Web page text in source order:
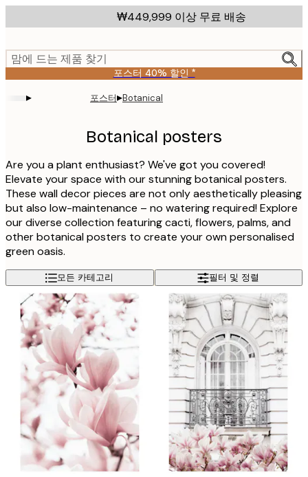
to
content.
₩449,999 이상 무료 배송
맘에 드는 제품 찾기
포스터 40% 할인 *
▸ 포스터▸Botanical
Botanical posters
Are you a plant enthusiast? We've got you covered!
Elevate your space with our stunning botanical posters.
These wall decor pieces are not only aesthetically pleasing
but also low-maintenance – no watering required! Explore
our diverse collection featuring cacti, flowers, palms, and
other botanical posters to create your own personalised
green oasis.
모든 카테고리 필터 및 정렬